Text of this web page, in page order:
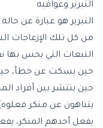
التبرير وعواقبه
التبرير هو عبارة عن
من كل تلك الإزعاجات
التبعات التي يحس بها
حين يسكت عن خطأ،
حين ينتشر بين أفراد
يتناهون عن منكر
يفعل أحدهم المنكر،